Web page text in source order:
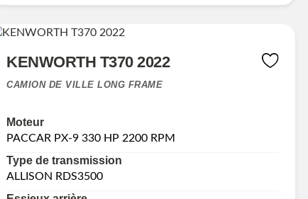
KENWORTH T370 2022
CAMION DE VILLE LONG FRAME
Moteur
PACCAR PX-9 330 HP 2200 RPM
Type de transmission
ALLISON RDS3500